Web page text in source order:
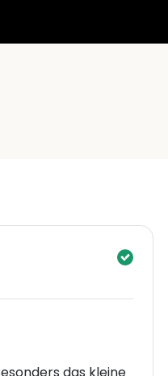
das kleine